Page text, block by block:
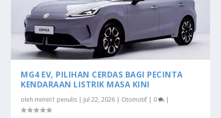
MG4 EV, PILIHAN CERDAS BAGI PECINTA
KENDARAAN LISTRIK MASA KINI
oleh mimin1 penulis | Jul 22, 2026 | Otomotif | 0 |